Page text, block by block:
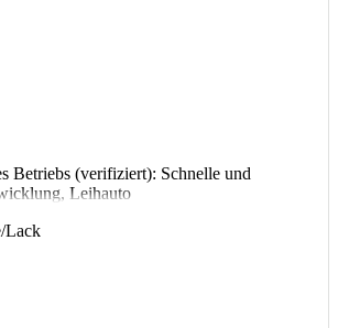
Betriebs (verifiziert): Schnelle und
Leihauto
Lack